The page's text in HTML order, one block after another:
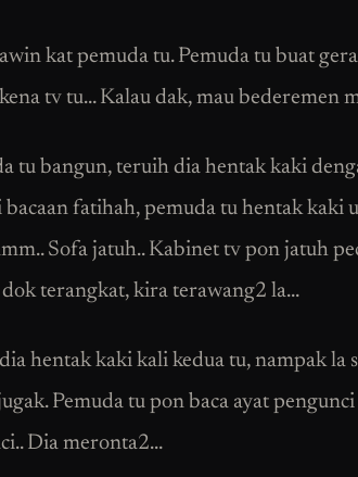
kat pemuda tu. Pemuda tu buat
tv tu… Kalau dak, mau bederemen
tu bangun, teruih dia hentak kaki
bacaan fatihah, pemuda tu hentak kaki
Sofa jatuh.. Kabinet tv pon jatuh
dok terangkat, kira terawang2 la…
hentak kaki kali kedua tu, nampak la
Pemuda tu pon baca ayat
Dia meronta2…